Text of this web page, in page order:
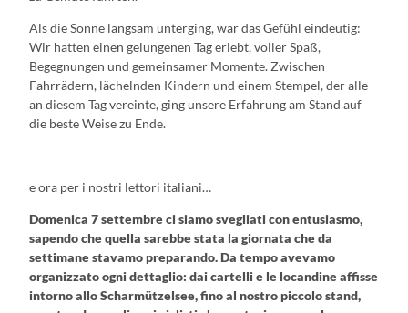
Als die Sonne langsam unterging, war das Gefühl eindeutig:
Wir hatten einen gelungenen Tag erlebt, voller Spaß,
Begegnungen und gemeinsamer Momente. Zwischen
Fahrrädern, lächelnden Kindern und einem Stempel, der alle
an diesem Tag vereinte, ging unsere Erfahrung am Stand auf
die beste Weise zu Ende.
e ora per i nostri lettori italiani…
Domenica 7 settembre ci siamo svegliati con entusiasmo,
sapendo che quella sarebbe stata la giornata che da
settimane stavamo preparando. Da tempo avevamo
organizzato ogni dettaglio: dai cartelli e le locandine affisse
intorno allo Scharmützelsee, fino al nostro piccolo stand,